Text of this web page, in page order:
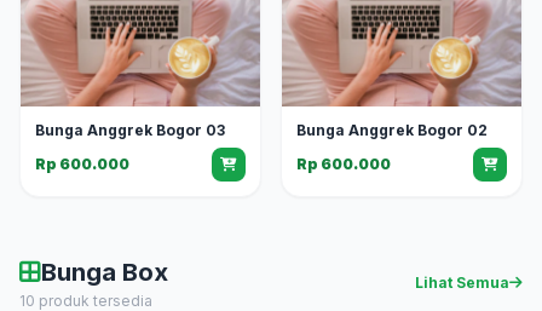
Bunga Anggrek Bogor 03
Rp 600.000
Bunga Anggrek Bogor 02
Rp 600.000
Bunga Box
10 produk tersedia
Lihat Semua